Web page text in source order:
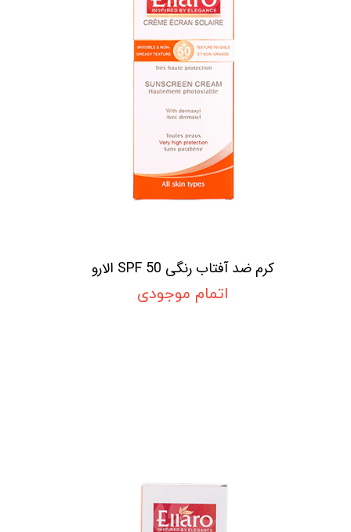
کرم ضد آفتاب رنگی SPF 50 الارو
اتمام موجودی